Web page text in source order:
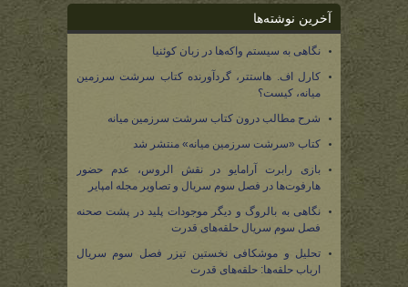
آخرین نوشته‌ها
نگاهی به سیستم واکه‌ها در زبان کوئنیا
کارل اف. هاستتر، گردآورنده کتاب سرشت سرزمین
میانه، کیست؟
شرح مطالب درون کتاب سرشت سرزمین میانه
کتاب «سرشت سرزمین میانه» منتشر شد
بازی رابرت آرامایو در نقش الروس، عدم حضور
هارفوت‌ها در فصل سوم سریال و تصاویر مجله امپایر
نگاهی به بالروگ و دیگر موجودات پلید در پشت صحنه
فصل سوم سریال حلقه‌های قدرت
تحلیل و موشکافی نخستین تیزر فصل سوم سریال
ارباب حلقه‌ها: حلقه‌های قدرت